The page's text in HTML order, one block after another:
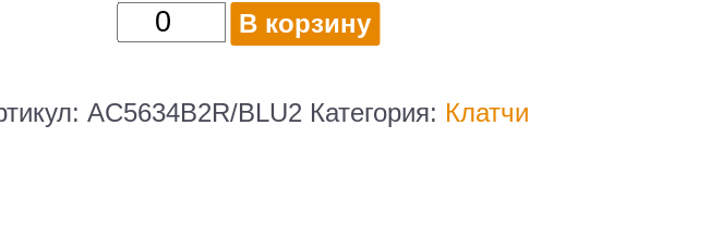
Количество
товара
Piquadro
В корзину
AC5634B2R/BLU2 Категория: Клатчи